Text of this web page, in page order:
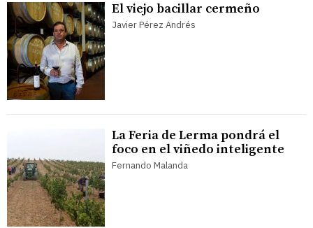
El viejo bacillar cermeño
Javier Pérez Andrés
La Feria de Lerma pondrá el
foco en el viñedo inteligente
Fernando Malanda